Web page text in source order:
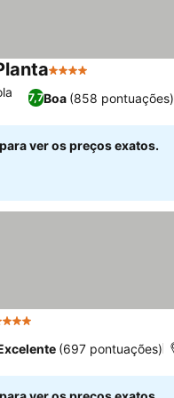
4 Estrelas
7,7Boa (858 pontuações)
ver os preços exatos.
Estrelas
(697 pontuações)